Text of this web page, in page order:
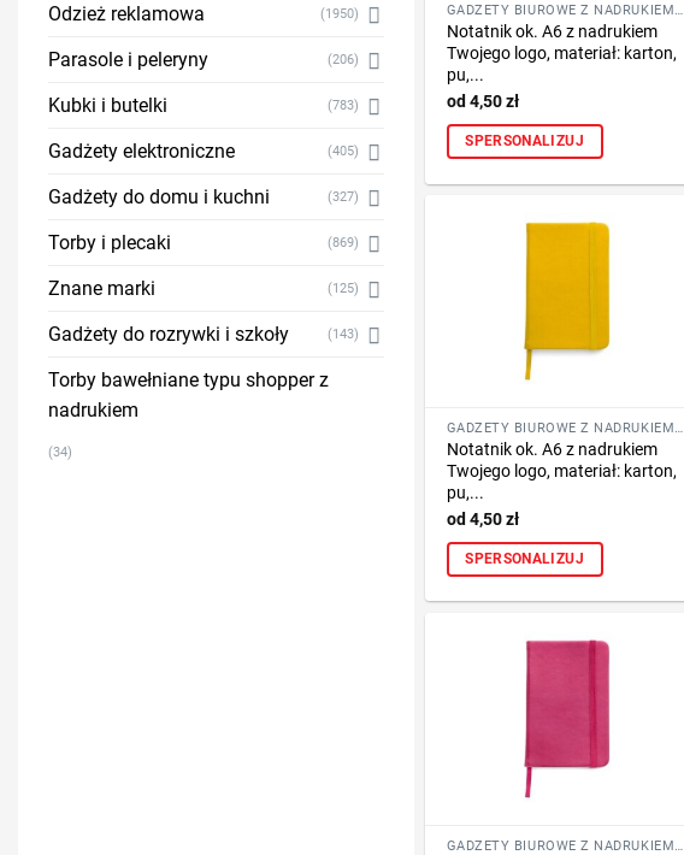
Odzież reklamowa (1950)
Parasole i peleryny (206)
Kubki i butelki (783)
Gadżety elektroniczne (405)
Gadżety do domu i kuchni (327)
Torby i plecaki (869)
Znane marki (125)
Gadżety do rozrywki i szkoły (143)
Torby bawełniane typu shopper z
nadrukiem
(34)
GADŻETY BIUROWE Z NADRUKIEM LOGO FIRMY
Notatnik ok. A6 z nadrukiem
Twojego logo, materiał: karton,
pu,...
4,50zł
SPERSONALIZUJ
GADŻETY BIUROWE Z NADRUKIEM LOGO FIRMY
Notatnik ok. A6 z nadrukiem
Twojego logo, materiał: karton,
pu,...
4,50zł
SPERSONALIZUJ
GADŻETY BIUROWE Z NADRUKIEM LOGO FIRMY